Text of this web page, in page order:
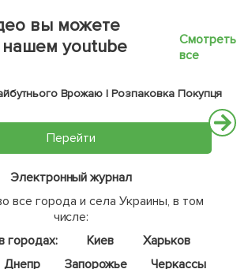
вы можете
нашем youtube
Смотреть
все
Врожаю | Розпаковка Покупця
Перейти
Электронный журнал
все города и села Украины, в том
числе:
городах:
Киев
Харьков
Днепр Запорожье
Черкассы